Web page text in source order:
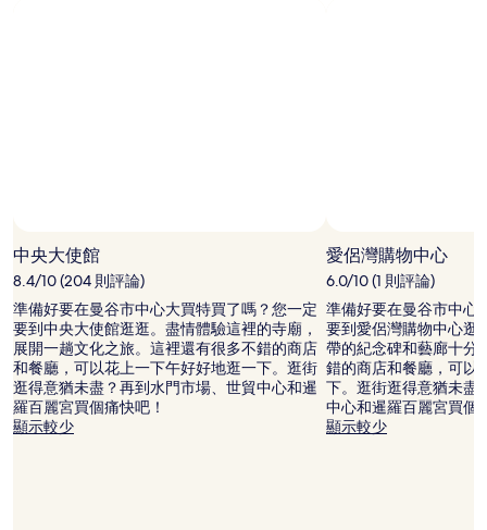
有
所
變
動，
可
能
受
到
其
他
條
中央大使館
8.4/10 (204 則評論)
準備好要在曼谷市中心大買特買了嗎？您一定
要到中央大使館逛逛。盡情體驗這裡的寺廟，
展開一趟文化之旅。這裡還有很多不錯的商店
和餐廳，可以花上一下午好好地逛一下。逛街
逛得意猶未盡？再到水門市場、世貿中心和暹
羅百麗宮買個痛快吧！
顯示較少
愛侶灣購物中心
6.0/10 (1 則評論)
準備好要在曼谷市中心
要到愛侶灣購物中心逛
帶的紀念碑和藝廊十分
錯的商店和餐廳，可以
下。逛街逛得意猶未盡
中心和暹羅百麗宮買個
顯示較少